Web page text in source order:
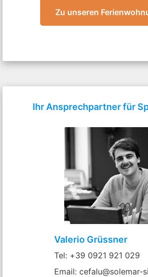
Zu unseren
Ihr Ansprechpartner für
Valerio Grüssner
Tel: +39 0921 921 029
Email: cefalu@solemar-